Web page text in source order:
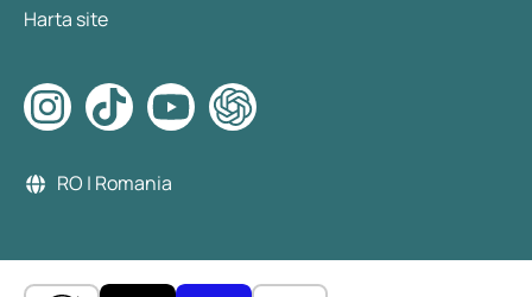
Harta site
RO | Romania